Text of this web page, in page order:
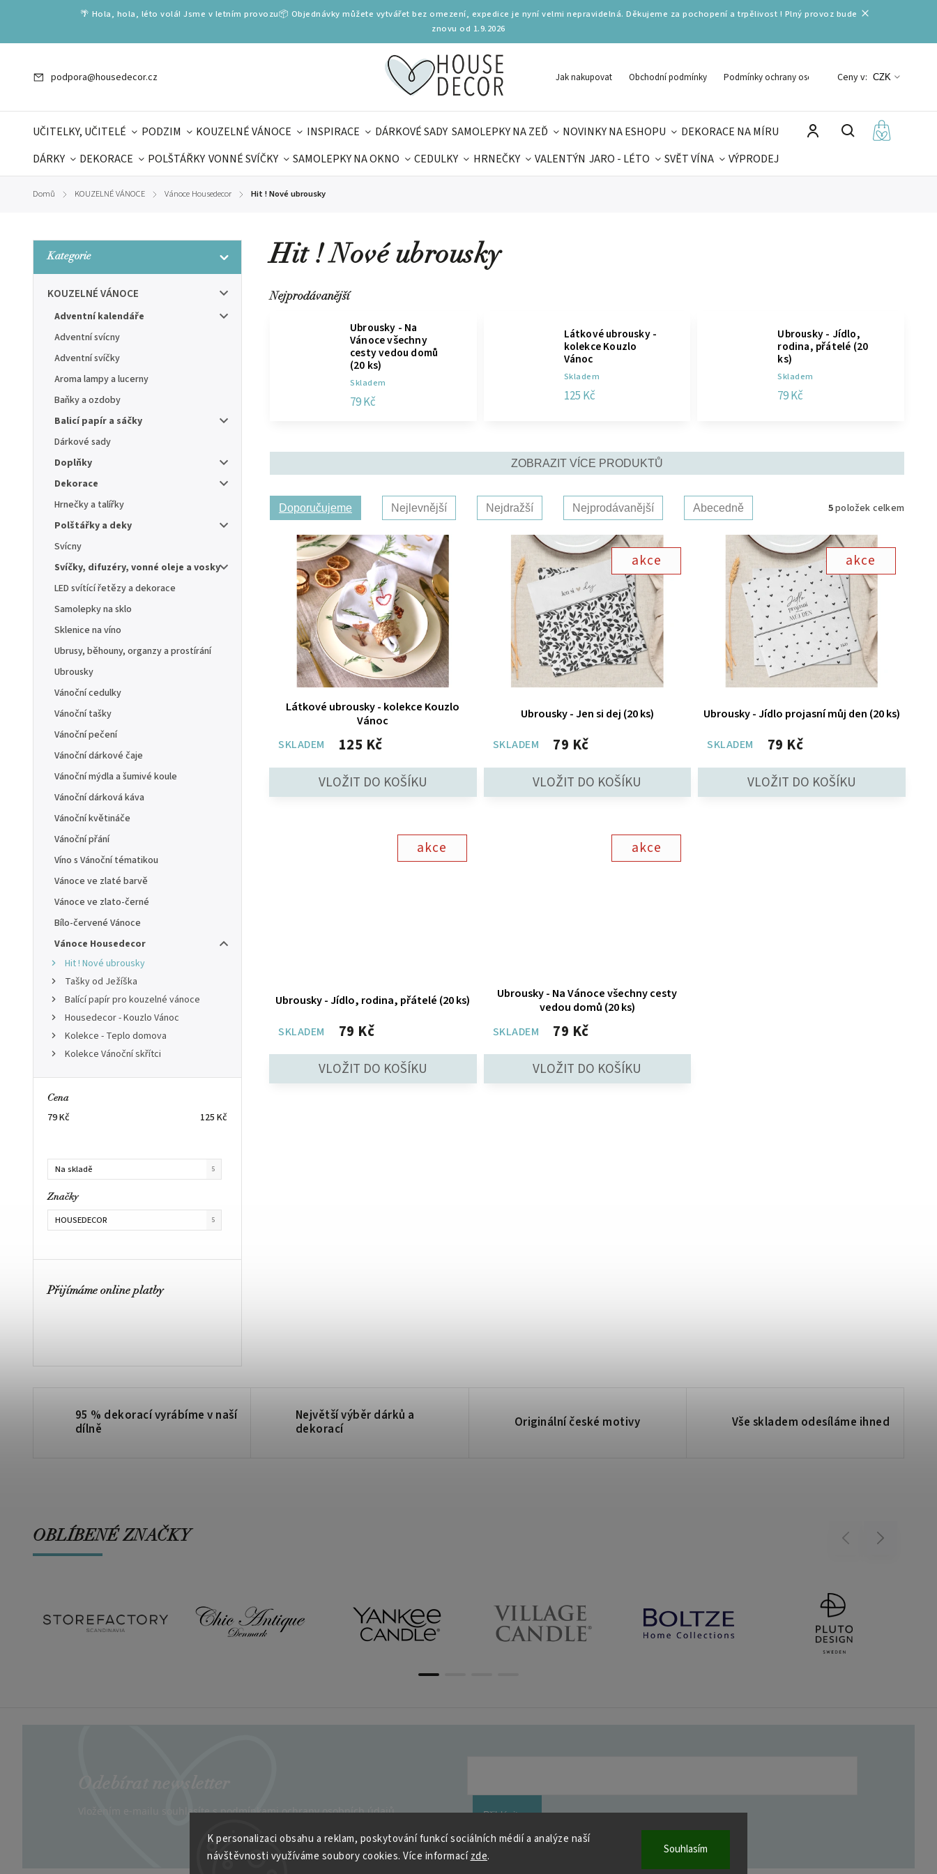
K personalizaci obsahu a reklam, poskytování funkcí sociálních médií a analýze naší
návštěvnosti využíváme soubory cookies. Více informacízde. Souhlasím
🌴 Hola, hola, léto volá! Jsme v letním provozu📦 Objednávky můžete vytvářet bez omezení, expedice je nyní velmi nepravidelná. Děkujeme za pochopení a trpělivost ! Plný provoz bude
znovu od 1.9.2026
podpora@housedecor.cz Jak nakupovat Obchodní podmínky Podmínky ochrany osobních údajů
Ceny v: CZK
UČITELKY, UČITELÉ PODZIM KOUZELNÉ VÁNOCE INSPIRACE DÁRKOVÉ SADY SAMOLEPKY NA ZEĎ NOVINKY NA ESHOPU
DEKORACE NA MÍRU
DÁRKY
DEKORACE POLŠTÁŘKY VONNÉ SVÍČKY SAMOLEPKY NA OKNO CEDULKY HRNEČKY VALENTÝN JARO - LÉTO SVĚT VÍNA
VÝPRODEJ
SLOVENSKÉ SPECIÁLY
Domů / KOUZELNÉ VÁNOCE / Vánoce Housedecor / Hit ! Nové ubrousky
Kategorie
KOUZELNÉ VÁNOCE
Adventní kalendáře
Adventní svícny
Adventní svíčky
Aroma lampy a lucerny
Baňky a ozdoby
Balicí papír a sáčky
Dárkové sady
Doplňky
Dekorace
Hrnečky a talířky
Polštářky a deky
Svícny
Svíčky, difuzéry, vonné oleje a vosky
LED svítící řetězy a dekorace
Samolepky na sklo
Sklenice na víno
Ubrusy, běhouny, organzy a prostírání
Ubrousky
Vánoční cedulky
Vánoční tašky
Vánoční pečení
Vánoční dárkové čaje
Vánoční mýdla a šumivé koule
Vánoční dárková káva
Vánoční květináče
Vánoční přání
Víno s Vánoční tématikou
Vánoce ve zlaté barvě
Vánoce ve zlato-černé
Bílo-červené Vánoce
Vánoce Housedecor
Hit ! Nové ubrousky
Tašky od Ježíška
Balící papír pro kouzelné vánoce
Housedecor - Kouzlo Vánoc
Kolekce - Teplo domova
Kolekce Vánoční skřítci
Cena
79Kč 125 Kč
Na skladě 5
Značky
HOUSEDECOR 5
Přijímáme online platby
Hit ! Nové ubrousky
Nejprodávanější
Ubrousky - Na
Vánoce všechny
cesty vedou domů
(20 ks)
Skladem
79 Kč
Látkové ubrousky -
kolekce Kouzlo
Vánoc
Skladem
125 Kč
Ubrousky - Jídlo,
rodina, přátelé (20
ks)
Skladem
79 Kč
ZOBRAZIT VÍCE PRODUKTŮ
Doporučujeme Nejlevnější Nejdražší Nejprodávanější Abecedně 5položek celkem
Látkové ubrousky - kolekce Kouzlo
Vánoc
SKLADEM
125 Kč
akce
Ubrousky - Jen si dej (20 ks)
SKLADEM 79 Kč
akce
Ubrousky - Jídlo projasní můj den (20 ks)
SKLADEM 79 Kč
akce
Ubrousky - Jídlo, rodina, přátelé (20 ks)
SKLADEM 79 Kč
akce
Ubrousky - Na Vánoce všechny cesty
vedou domů (20 ks)
SKLADEM
79 Kč
95 % dekorací vyrábíme v naší
dílně
Největší výběr dárků a
dekorací
Originální české motivy Vše skladem odesíláme ihned
OBLÍBENÉ ZNAČKY Previous Next
Vložením e-mailu souhlasíte spodmínkami ochrany osobních údajů Přihlásit se